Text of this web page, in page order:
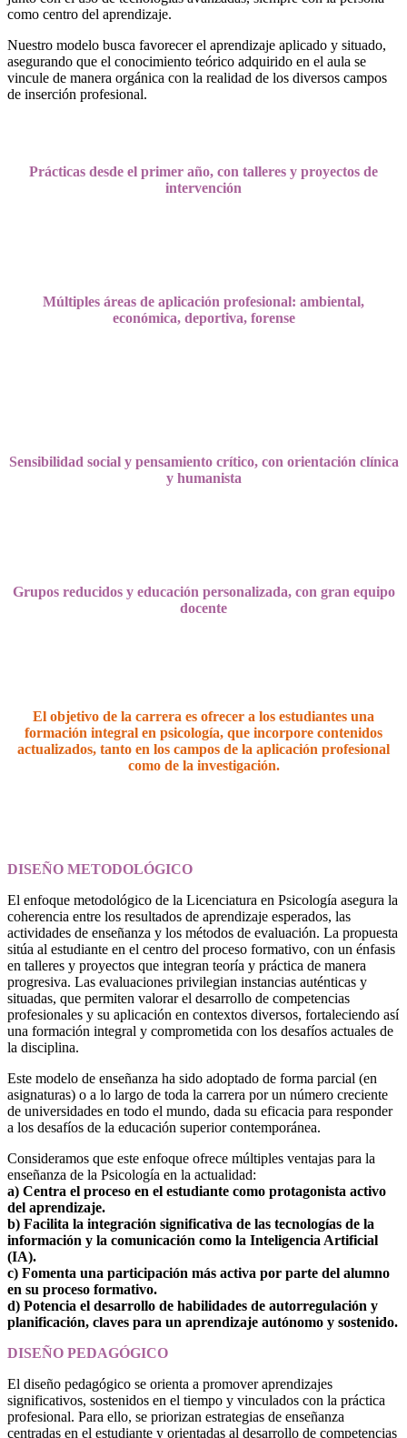
como centro del aprendizaje.
Nuestro modelo busca favorecer el aprendizaje aplicado y situado,
asegurando que el conocimiento teórico adquirido en el aula se
vincule de manera orgánica con la realidad de los diversos campos
de inserción profesional.
Prácticas desde el primer año, con talleres y proyectos de
intervención
Múltiples áreas de aplicación profesional: ambiental,
económica, deportiva, forense
Sensibilidad social y pensamiento crítico, con orientación clínica
y humanista
Grupos reducidos y educación personalizada, con gran equipo
docente
El objetivo de la carrera es ofrecer a los estudiantes una
formación integral en psicología, que incorpore contenidos
actualizados, tanto en los campos de la aplicación profesional
como de la investigación.
DISEÑO METODOLÓGICO
El enfoque metodológico de la Licenciatura en Psicología asegura la
coherencia entre los resultados de aprendizaje esperados, las
actividades de enseñanza y los métodos de evaluación. La propuesta
sitúa al estudiante en el centro del proceso formativo, con un énfasis
en talleres y proyectos que integran teoría y práctica de manera
progresiva. Las evaluaciones privilegian instancias auténticas y
situadas, que permiten valorar el desarrollo de competencias
profesionales y su aplicación en contextos diversos, fortaleciendo así
una formación integral y comprometida con los desafíos actuales de
la disciplina.
Este modelo de enseñanza ha sido adoptado de forma parcial (en
asignaturas) o a lo largo de toda la carrera por un número creciente
de universidades en todo el mundo, dada su eficacia para responder
a los desafíos de la educación superior contemporánea.
Consideramos que este enfoque ofrece múltiples ventajas para la
enseñanza de la Psicología en la actualidad:
a) Centra el proceso en el estudiante como protagonista activo
del aprendizaje.
b) Facilita la integración significativa de las tecnologías de la
información y la comunicación como la Inteligencia Artificial
(IA).
c) Fomenta una participación más activa por parte del alumno
en su proceso formativo.
d) Potencia el desarrollo de habilidades de autorregulación y
planificación, claves para un aprendizaje autónomo y sostenido.
DISEÑO PEDAGÓGICO
El diseño pedagógico se orienta a promover aprendizajes
significativos, sostenidos en el tiempo y vinculados con la práctica
profesional. Para ello, se priorizan estrategias de enseñanza
centradas en el estudiante y orientadas al desarrollo de competencias